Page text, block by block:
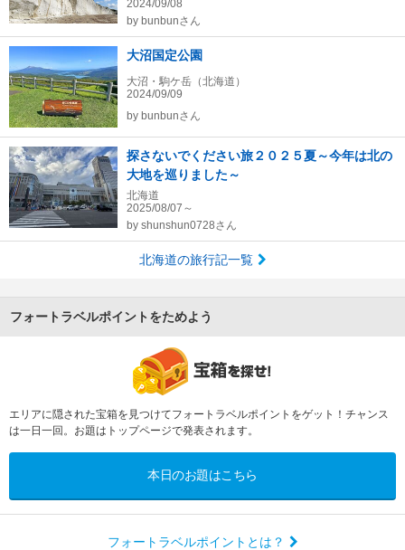
2024/09/08
by bunbunさん
大沼国定公園
大沼・駒ケ岳（北海道）
2024/09/09
by bunbunさん
探さないでください旅２０２５夏～今年は北の
大地を巡りました～
北海道
2025/08/07～
by shunshun0728さん
北海道の旅行記一覧
フォートラベルポイントをためよう
エリアに隠された宝箱を見つけてフォートラベルポイントをゲット！チャンス
は一日一回。お題はトップページで発表されます。
本日のお題はこちら
フォートラベルポイントとは？